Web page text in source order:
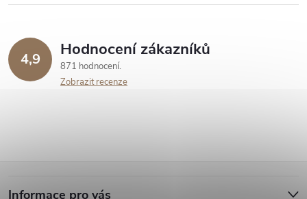
4,9 Hodnocení zákazníků
871 hodnocení
Zobrazit recenze
Informace pro vás